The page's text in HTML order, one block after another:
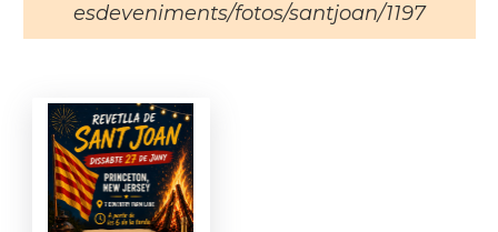
esdeveniments/fotos/santjoan/1197